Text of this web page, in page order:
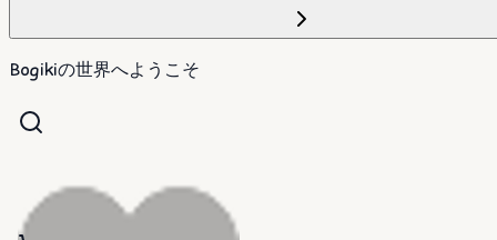
Bogikiの世界へようこそ